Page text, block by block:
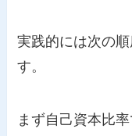
実践的には次の
す。
まず自己資本比